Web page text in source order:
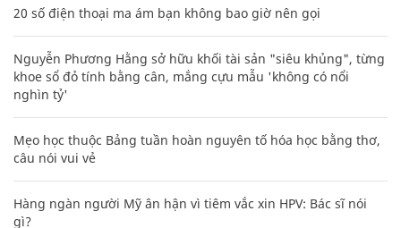
20 số điện thoại ma ám bạn không bao giờ nên gọi
Nguyễn Phương Hằng sở hữu khối tài sản "siêu khủng", từng
khoe sổ đỏ tính bằng cân, mắng cựu mẫu 'không có nổi
nghìn tỷ'
Mẹo học thuộc Bảng tuần hoàn nguyên tố hóa học bằng thơ,
câu nói vui vẻ
Hàng ngàn người Mỹ ân hận vì tiêm vắc xin HPV: Bác sĩ nói
gì?